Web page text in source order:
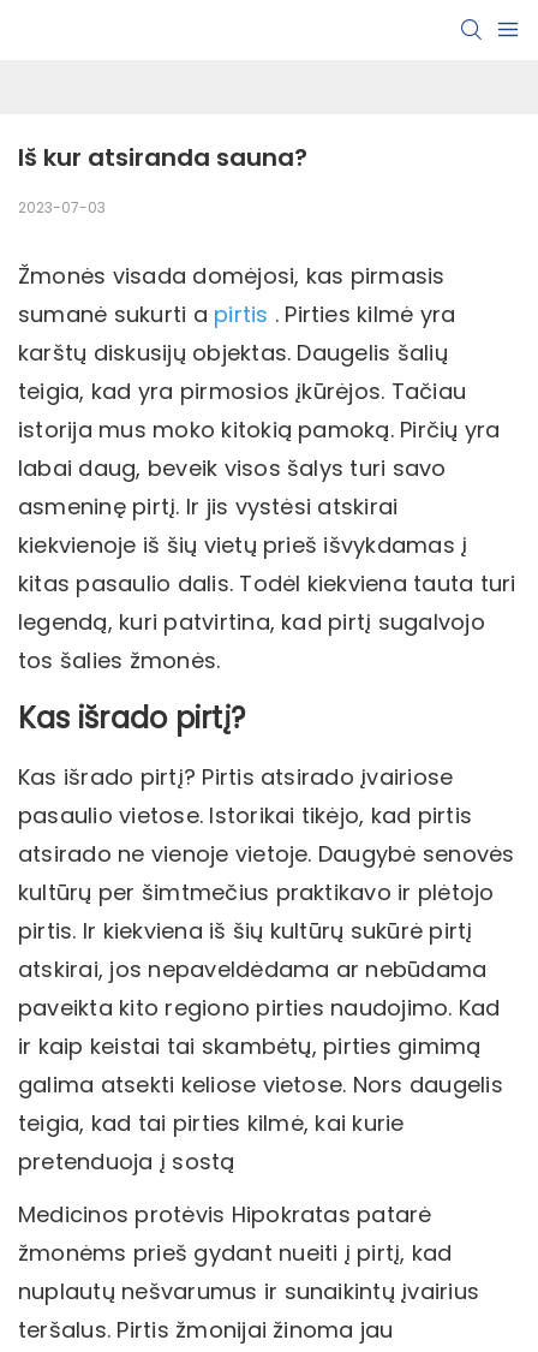
Iš kur atsiranda sauna?
2023-07-03
Žmonės visada domėjosi, kas pirmasis
sumanė sukurti a pirtis . Pirties kilmė yra
karštų diskusijų objektas. Daugelis šalių
teigia, kad yra pirmosios įkūrėjos. Tačiau
istorija mus moko kitokią pamoką. Pirčių yra
labai daug, beveik visos šalys turi savo
asmeninę pirtį. Ir jis vystėsi atskirai
kiekvienoje iš šių vietų prieš išvykdamas į
kitas pasaulio dalis. Todėl kiekviena tauta turi
legendą, kuri patvirtina, kad pirtį sugalvojo
tos šalies žmonės.
Kas išrado pirtį?
Kas išrado pirtį? Pirtis atsirado įvairiose
pasaulio vietose. Istorikai tikėjo, kad pirtis
atsirado ne vienoje vietoje. Daugybė senovės
kultūrų per šimtmečius praktikavo ir plėtojo
pirtis. Ir kiekviena iš šių kultūrų sukūrė pirtį
atskirai, jos nepaveldėdama ar nebūdama
paveikta kito regiono pirties naudojimo. Kad
ir kaip keistai tai skambėtų, pirties gimimą
galima atsekti keliose vietose. Nors daugelis
teigia, kad tai pirties kilmė, kai kurie
pretenduoja į sostą
Medicinos protėvis Hipokratas patarė
žmonėms prieš gydant nueiti į pirtį, kad
nuplautų nešvarumus ir sunaikintų įvairius
teršalus. Pirtis žmonijai žinoma jau